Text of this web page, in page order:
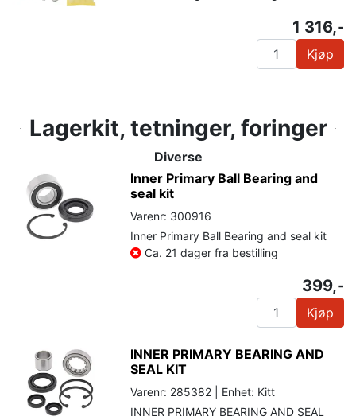
1 316,-
Kjøp
Lagerkit, tetninger, foringer
Diverse
Inner Primary Ball Bearing and
seal kit
Varenr: 300916
Inner Primary Ball Bearing and seal kit
Ca. 21 dager fra bestilling
399,-
Kjøp
INNER PRIMARY BEARING AND
SEAL KIT
Varenr: 285382 | Enhet: Kitt
INNER PRIMARY BEARING AND SEAL